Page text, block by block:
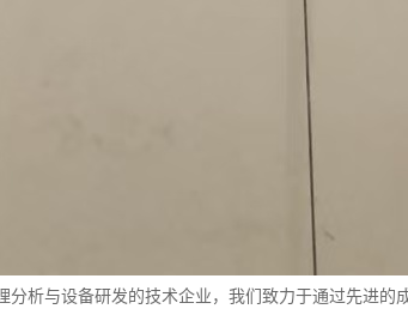
分析与设备研发的技术企业，我们致力于通过先进的